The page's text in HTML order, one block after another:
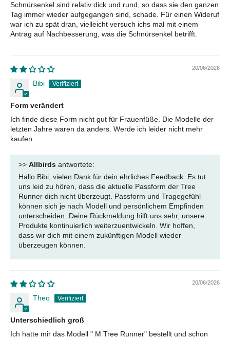
Schnürsenkel sind relativ dick und rund, so dass sie den ganzen
Tag immer wieder aufgegangen sind, schade. Für einen Wideruf
war ich zu spät dran, vielleicht versuch ichs mal mit einem
Antrag auf Nachbesserung, was die Schnürsenkel betrifft.
20/06/2026
Bibi
Form verändert
Ich finde diese Form nicht gut für Frauenfüße. Die Modelle der
letzten Jahre waren da anders. Werde ich leider nicht mehr
kaufen.
>> Allbirds antwortete:
Hallo Bibi, vielen Dank für dein ehrliches Feedback. Es tut
uns leid zu hören, dass die aktuelle Passform der Tree
Runner dich nicht überzeugt. Passform und Tragegefühl
können sich je nach Modell und persönlichem Empfinden
unterscheiden. Deine Rückmeldung hilft uns sehr, unsere
Produkte kontinuierlich weiterzuentwickeln. Wir hoffen,
dass wir dich mit einem zukünftigen Modell wieder
überzeugen können.
20/06/2026
Theo
Unterschiedlich groß
Ich hatte mir das Modell " M Tree Runner" bestellt und schon